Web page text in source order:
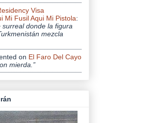
Visa
Mi Fusil Aqui Mi Pistola:
surreal donde la figura
mezcla
on El Faro Del Cayo
mierda.”